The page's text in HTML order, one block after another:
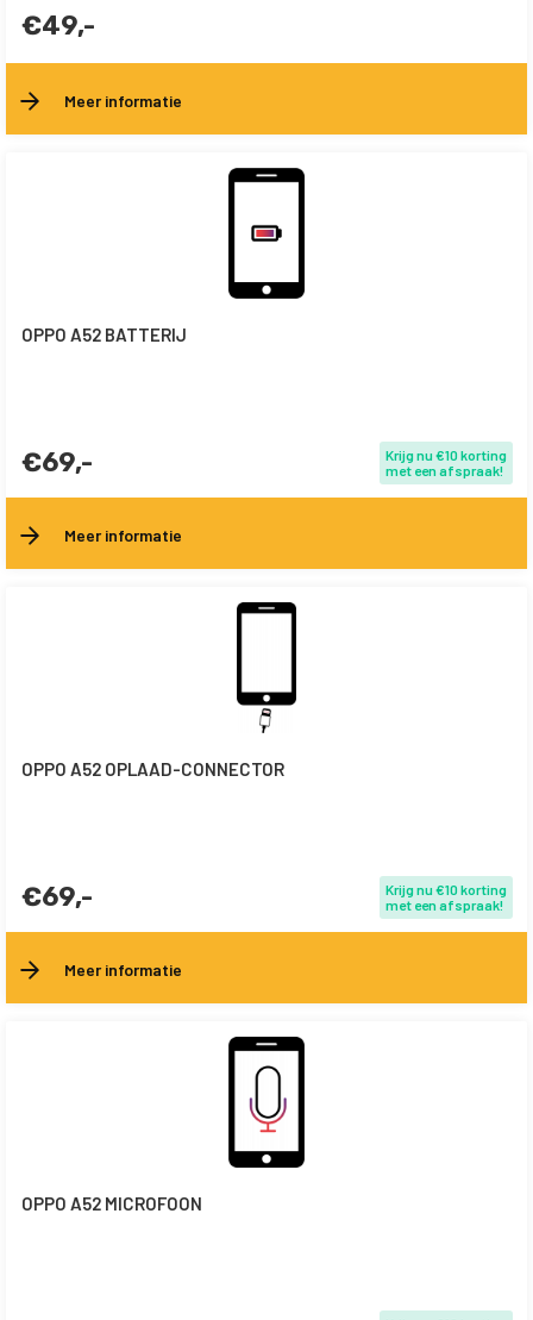
€49,-
Meer informatie
OPPO A52 BATTERIJ
€69,-
Krijg nu €10 korting
met een afspraak!
Meer informatie
OPPO A52 OPLAAD-CONNECTOR
€69,-
Krijg nu €10 korting
met een afspraak!
Meer informatie
OPPO A52 MICROFOON